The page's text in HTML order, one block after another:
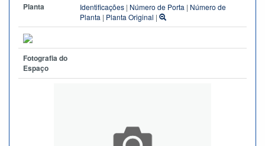
Planta
Identificações | Número de Porta | Número de
Planta | Planta Original |
Fotografia do
Espaço